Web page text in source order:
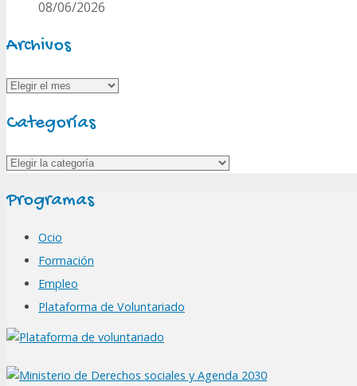
08/06/2026
Archivos
Archivos
Categorías
Categorías
Programas
Ocio
Formación
Empleo
Plataforma de Voluntariado